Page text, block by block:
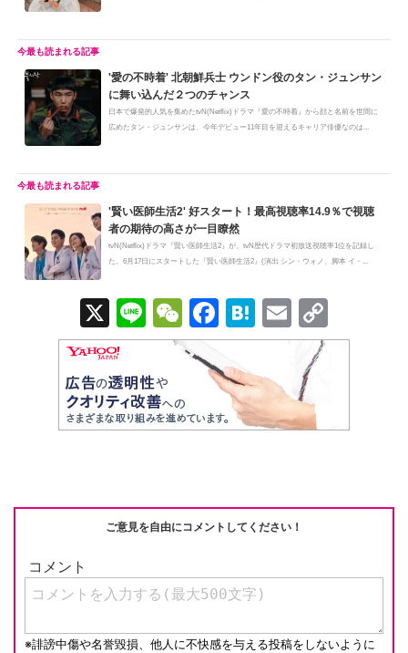
'愛の不時着' 北朝鮮兵士 ウンドン役のタン・ジュンサン
に舞い込んだ２つのチャンス
日本で爆発的人気を集めたtvN(Netflix)ドラマ『愛の不時着』から顔と名前を世間に
広めたタン・ジュンサンは、今年デビュー11年目を迎えるキャリア俳優なのは...
'賢い医師生活2' 好スタート！最高視聴率14.9％で視聴
者の期待の高さが一目瞭然
tvN(Netflix)ドラマ『賢い医師生活2』が、tvN歴代ドラマ初放送視聴率1位を記録し
た。6月17日にスタートした『賢い医師生活2』(演出 シン・ウォノ、脚本 イ・...
X
Li
n
e
W
e
C
at
F
a
c
e
b
k
H
at
e
n
a
E
m
ail
o
Li
ご意見を自由にコメントしてください！